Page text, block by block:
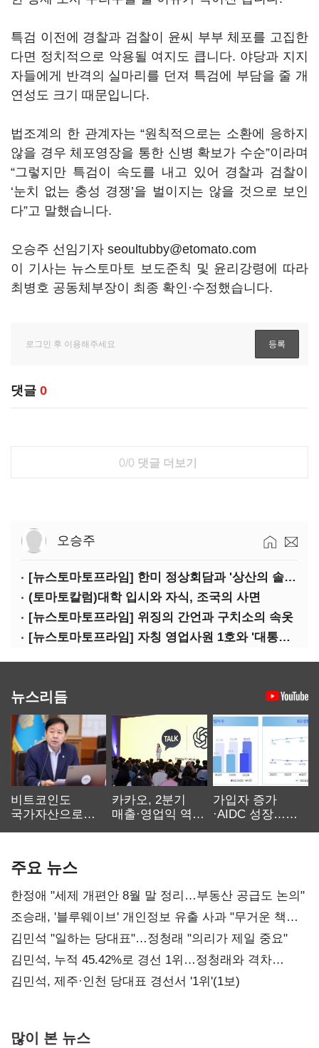
특검 이전에 경찰과 검찰이 윤씨 부부 체포를 고집한
다면 정치적으로 악용될 여지도 큽니다. 야당과 지지
자들에게 반격의 실마리를 던져 특검에 부담을 줄 개
연성도 크기 때문입니다.
법조계의 한 관계자는 “원칙적으로는 소환에 응하지
않을 경우 체포영장을 통한 신병 확보가 수순”이라며
“그렇지만 특검이 속도를 내고 있어 경찰과 검찰이
‘눈치 없는 충성 경쟁’을 벌이지는 않을 것으로 보인
다”고 말했습니다.
오승주 선임기자 seoultubby@etomato.com
이 기사는 뉴스토마토 보도준칙 및 윤리강령에 따라
최병호 공동체부장이 최종 확인·수정했습니다.
댓글 0
0/0 댓글 더보기
오승주
[뉴스토마토프라임] 한미 정상회담과 '상산의 솔연'
(토마토칼럼)대학 입시와 자식, 조국의 사면
[뉴스토마토프라임] 위징의 간언과 구치소의 속옷
[뉴스토마토프라임] 자칭 영업사원 1호와 '대통령 집무실 사우나'
뉴스리듬
비트코인도
국가자산으로…'
카카오, 2분기
매출·영업익 역대
가입자 증가
·AIDC 성장…
주요 뉴스
한정애 "세제 개편안 8월 말 정리…부동산 공급도 논의"
조승래, '블루웨이브' 개인정보 유출 사과 "무거운 책임
통감"
김민석 "일하는 당대표"…정청래 "의리가 제일 중요"
김민석, 누적 45.42%로 경선 1위…정청래와 격차
0.86%p(2보)
김민석, 제주·인천 당대표 경선서 '1위'(1보)
많이 본 뉴스